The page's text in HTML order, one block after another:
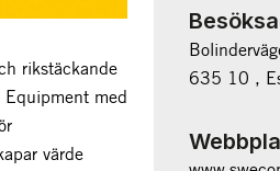
rikstäckande
Equipment med
värde
635 10 ,